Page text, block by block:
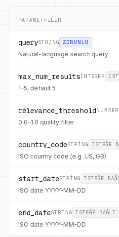
PARAMETRELER
querySTRING ZORUNLU
Natural-language search query
max_num_resultsINTEGER
1–5, default 5
relevance_threshold NUMBER
0.0–1.0 quality filter
country_codeSTRING ISTEĞE
ISO country code (e.g. US, GB)
start_dateSTRING ISTEĞE
ISO date YYYY-MM-DD
end_dateSTRING ISTEĞE BAĞLI
ISO date YYYY-MM-DD